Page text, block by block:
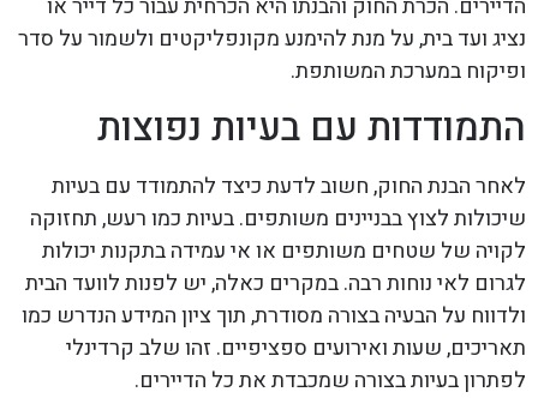
הדיירים. הכרת החוק והבנתו היא הכרחית עבור כל דייר או
נציג ועד בית, על מנת להימנע מקונפליקטים ולשמור על סדר
ופיקוח במערכת המשותפת.
התמודדות עם בעיות נפוצות
לאחר הבנת החוק, חשוב לדעת כיצד להתמודד עם בעיות
שיכולות לצוץ בבניינים משותפים. בעיות כמו רעש, תחזוקה
לקויה של שטחים משותפים או אי עמידה בתקנות יכולות
לגרום לאי נוחות רבה. במקרים כאלה, יש לפנות לוועד הבית
ולדווח על הבעיה בצורה מסודרת, תוך ציון המידע הנדרש כמו
תאריכים, שעות ואירועים ספציפיים. זהו שלב קרדינלי
לפתרון בעיות בצורה שמכבדת את כל הדיירים.